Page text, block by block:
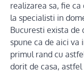
realizarea sa, fie
la specialisti in
Bucuresti exista
spune ca de aici va
primul rand cu
dorit de casa,